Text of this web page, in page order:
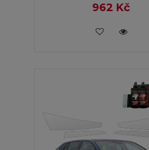
962 Kč
VLOŽIT DO KOŠÍKU